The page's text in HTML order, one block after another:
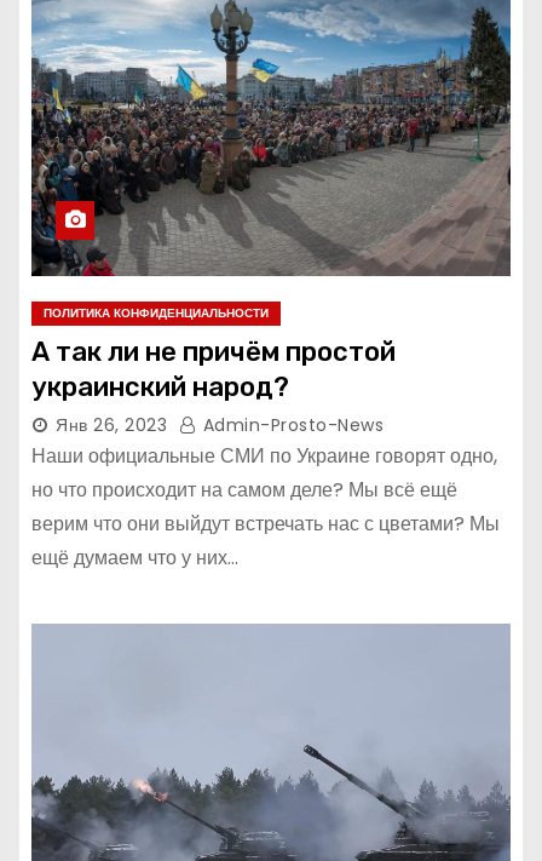
ПОЛИТИКА КОНФИДЕНЦИАЛЬНОСТИ
А так ли не причём простой
украинский народ?
Янв 26, 2023 Admin-Prosto-News
Наши официальные СМИ по Украине говорят одно,
но что происходит на самом деле? Мы всё ещё
верим что они выйдут встречать нас с цветами? Мы
ещё думаем что у них…